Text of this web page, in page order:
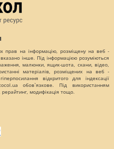
прав на інформацію, розміщену на веб -
інше. Під інформацією розуміються
малюнки, ящик-шота, скани, відео,
матеріалів, розміщених на веб -
відкритого для індексації
обов`язкове. Під використанням
рерайтинг, модифікація тощо.